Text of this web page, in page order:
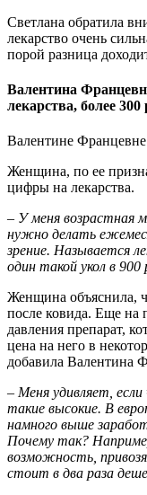
Светлана обратила
лекарство очень
порой разница
Валентина
лекарства, более
Валентине
Женщина, по ее
цифры на лекарства.
– У меня возрастная
нужно делать
зрение. Называется
один такой укол в 900
Женщина объяснила,
после ковида. Еще на
давления препарат,
цена на него в
добавила Валентина
– Меня удивляет,
такие высокие. В
намного выше
Почему так?
возможность,
стоит в два раза